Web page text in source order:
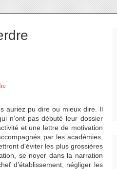
auriez pu dire ou mieux dire. Il
n’ont pas débuté leur dossier
et une lettre de motivation
par les académies,
d'éviter les plus grossières
se noyer dans la narration
d’établissement, négliger les